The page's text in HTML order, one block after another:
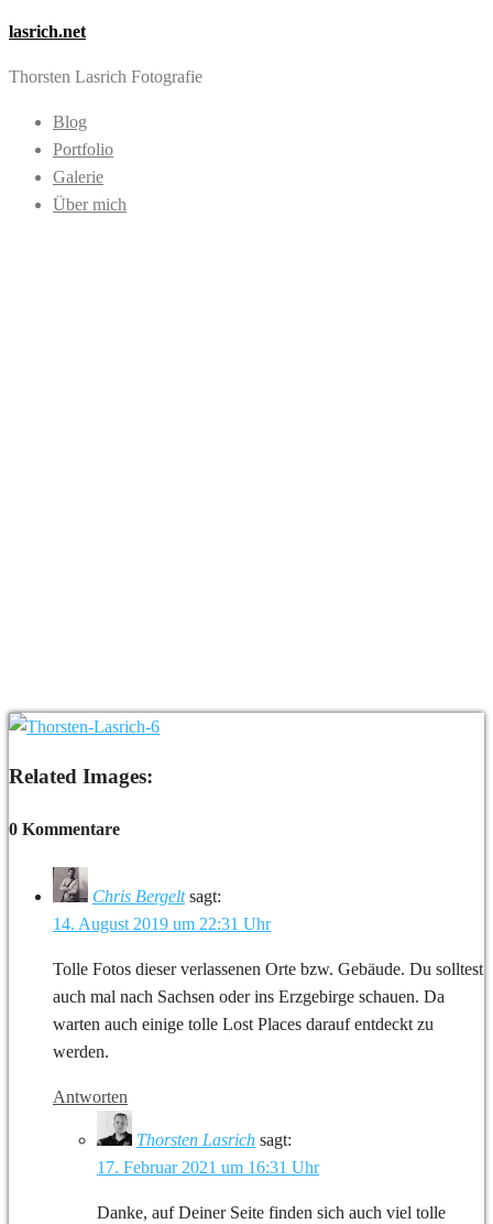
lasrich.net
Thorsten Lasrich Fotografie
Blog
Portfolio
Galerie
Über mich
Related Images:
0 Kommentare
Chris Bergelt sagt:
14. August 2019 um 22:31 Uhr
Tolle Fotos dieser verlassenen Orte bzw. Gebäude. Du solltest
auch mal nach Sachsen oder ins Erzgebirge schauen. Da
warten auch einige tolle Lost Places darauf entdeckt zu
werden.
Antworten
Thorsten Lasrich sagt:
17. Februar 2021 um 16:31 Uhr
Danke, auf Deiner Seite finden sich auch viel tolle